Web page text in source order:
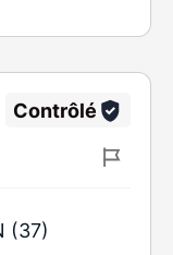
Contrôlé
(37)